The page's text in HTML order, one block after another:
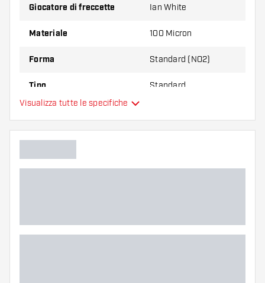
Giocatore di freccette Ian White
Materiale 100 Micron
Forma Standard (NO2)
Tipo Standard
Colore principale
Visualizza tutte le specifiche